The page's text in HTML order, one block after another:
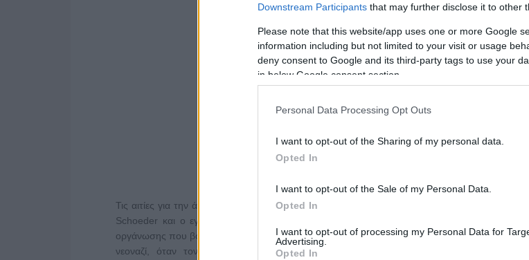
Downstream Participants that may further disclose it to other
Please note that this website/app uses one or more Google
information including but not limited to your visit or usage
deny consent to Google and its third-party tags to use your
in below Google consent section.
Personal Data Processing Opt Outs
I want to opt-out of the Sharing of my personal data.
Opted In
I want to opt-out of the Sale of my Personal Data.
Opted In
I want to opt-out of processing my Personal Data for
Advertising.
Opted In
Τις αιτίες για την άνοδο της ακροδεξιάς και των νεοναζί αναλύει ο γερμανός δημοσιογράφος
Schoeder και ο εγκληματολόγος Bernd Wagner, ιδρυτής της πρωτοβουλίας Exit
οργάνωσης που βοηθά μέλη ακροδεξιών ομάδων να απαγκιστρωθούν από αυτές. Η Exit
νεοναζί, όταν τον Αύγουστο του 2011 μοίρασε μπλουζάκια με εθνικοσοσιαλιστικό